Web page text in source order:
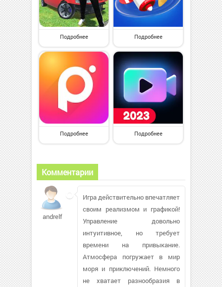
Подробнее Подробнее
Подробнее Подробнее
Комментарии
andrelf
Игра действительно впечатляет
своим реализмом и графикой!
Управление довольно
интуитивное, но требует
времени на привыкание.
Атмосфера погружает в мир
моря и приключений. Немного
не хватает разнообразия в